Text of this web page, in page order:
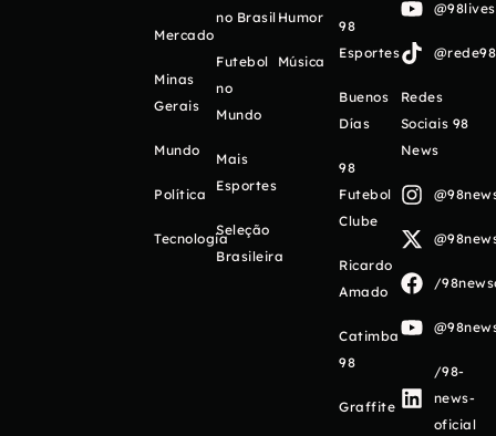
Mercado
Minas
Gerais
Mundo
Política
Tecnologia
no Brasil
Futebol
no
Mundo
Mais
Esportes
Seleção
Brasileira
Humor
Música
98
Esportes
Buenos
Días
98
Futebol
Clube
Ricardo
Amado
Catimba
98
Graffite
Redes
Sociais 98
News
/
/98-
news-
oficial